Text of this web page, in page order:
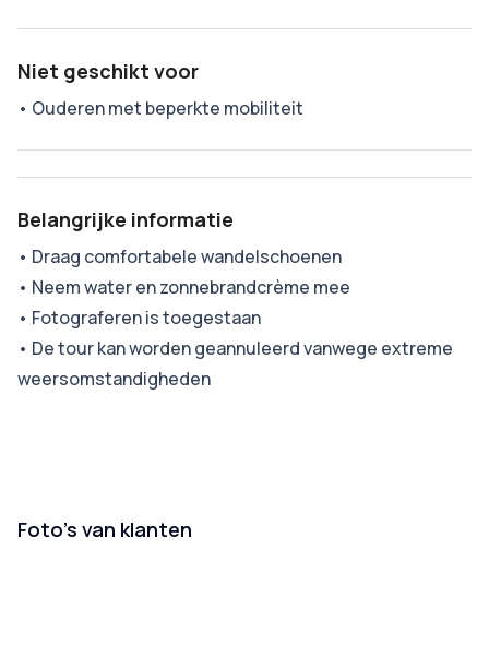
Niet geschikt voor
• Ouderen met beperkte mobiliteit
Belangrijke informatie
• Draag comfortabele wandelschoenen
• Neem water en zonnebrandcrème mee
• Fotograferen is toegestaan
• De tour kan worden geannuleerd vanwege extreme
weersomstandigheden
Foto’s van klanten